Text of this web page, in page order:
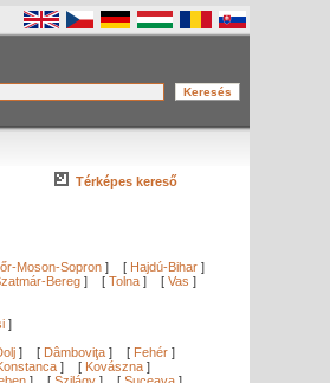
Térképes kereső
Moson-Sopron ] [ Hajdú-Bihar ]
Bereg ] [ Tolna ] [ Vas ]
]
] [ Dâmboviţa ] [ Fehér ]
] [ Kovászna ]